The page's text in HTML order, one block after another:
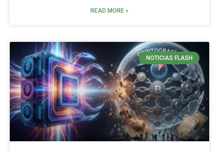
READ MORE »
NOTICIAS FLASH